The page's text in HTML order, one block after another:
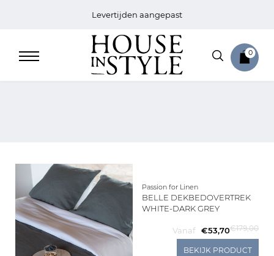
Levertijden aangepast
0
Sale
Bath
Passion for Linen
BELLE DEKBEDOVERTREK
WHITE-DARK GREY
Vanaf €53,70€179,00
BEKIJK PRODUCT